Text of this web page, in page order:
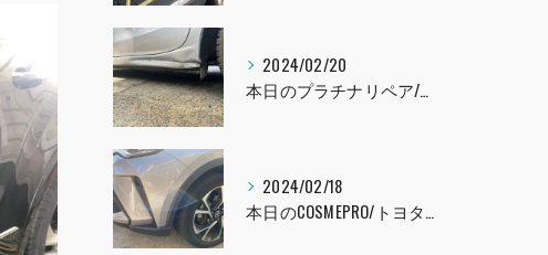
2024/02/20
本日のプラチナリペア/インプレッサ
2024/02/18
本日のCOSMEPRO/トヨタ C-HR